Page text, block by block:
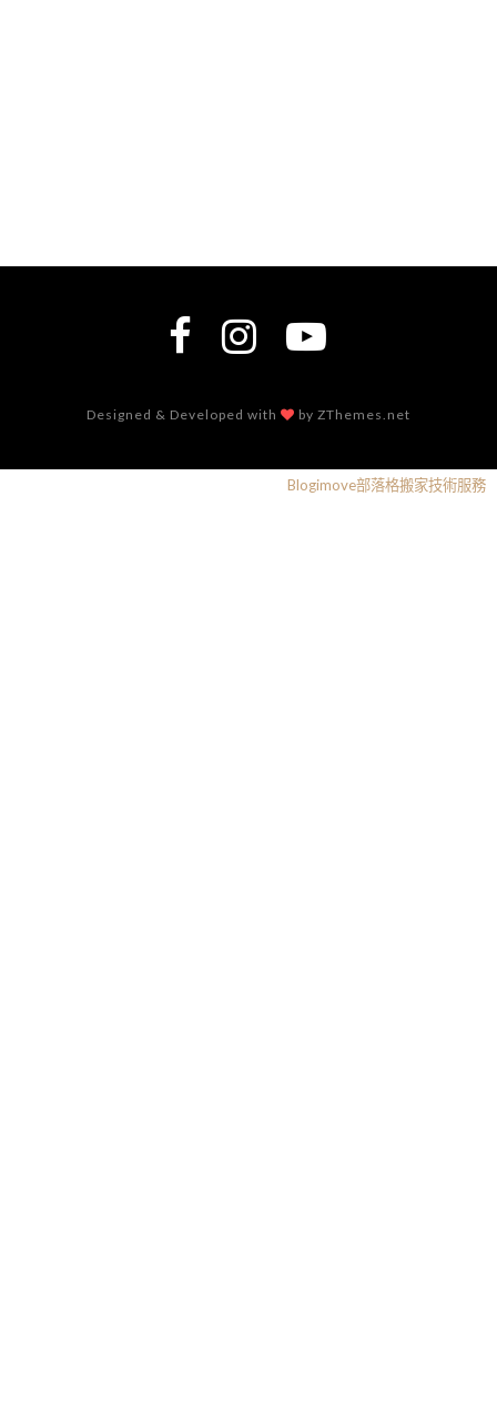
Designed & Developed with by ZThemes.net
Blogimove部落格搬家技術服務